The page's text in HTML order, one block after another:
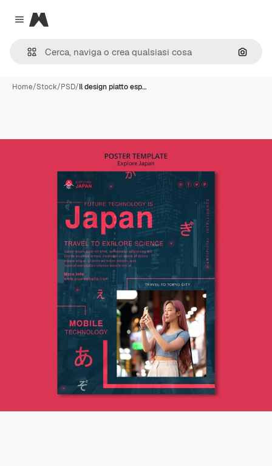
Close menu
Magnific
Cerca
Home/Stock/PSD/Il design piatto esp…